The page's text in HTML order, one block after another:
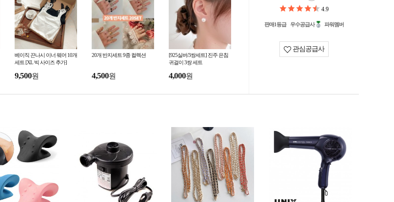
베이직 끈나시 이너 웨어 10개
세트 [XL 빅 사이즈 추가]
9,500원
20개 반지세트 9종 컬렉션
4,500원
[925실버/3쌍세트] 진주 은침
귀걸이 3쌍 세트
4,000원
4.9
판매1등급 우수공급사 파워멤버
관심공급사